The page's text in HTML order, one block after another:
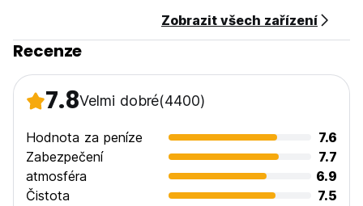
Zobrazit všech zařízení
Recenze
7.8Velmi dobré(4400)
Hodnota za peníze
7.6
Zabezpečení
7.7
atmosféra
6.9
Čistota
7.5